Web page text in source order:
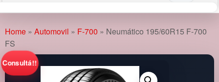
to
content
Home » Automovil » F-700 » Neumático 195/60R15 F-700
FS
Consultá!!